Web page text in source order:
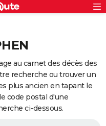
au carnet des décès des
recherche ou trouver un
plus ancien en tapant le
code postal d'une
ci-dessous.